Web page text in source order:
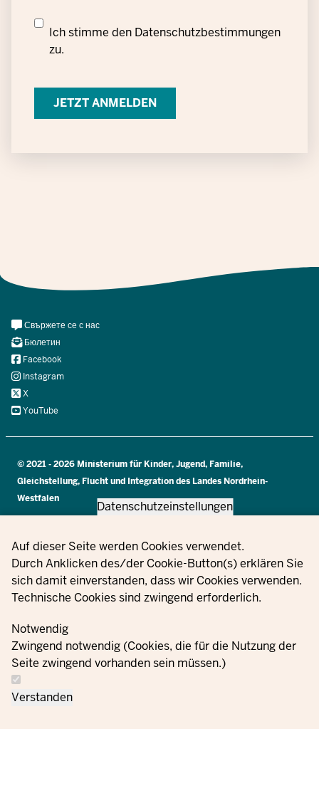
Privacy settings
Datenschutzeinstellungen
Auf dieser Seite werden Cookies verwendet.
Durch Anklicken des/der Cookie-Button(s) erklären Sie
sich damit einverstanden, dass wir Cookies verwenden.
Technische Cookies sind zwingend erforderlich.
Notwendig
Zwingend notwendig (Cookies, die für die Nutzung der
Seite zwingend vorhanden sein müssen.)
Verstanden
Datenschutzrechtliche
Einwilligung
personenbezogener
Ich stimme den Datenschutzbestimmungen
zu.
Свържете
се с нас
Поръчки Отпечатък
Информация
за защита на
данните
за
Meta
Navi
Social
Свържете се с нас
Бюлетин
Facebook
Instagram
X
YouTube
© 2021 - 2026 Ministerium für Kinder, Jugend, Familie,
Gleichstellung, Flucht und Integration des Landes Nordrhein-
Westfalen